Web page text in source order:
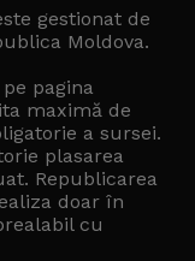
gestionat de
Moldova.
pagina
maximă de
a sursei.
plasarea
Republicarea
doar în
cu